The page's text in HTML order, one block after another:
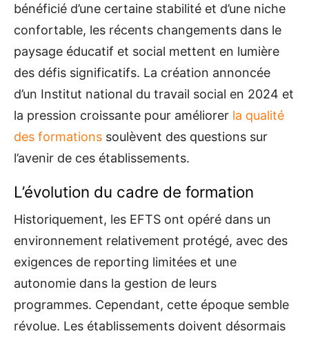
bénéficié d’une certaine stabilité et d’une niche
confortable, les récents changements dans le
paysage éducatif et social mettent en lumière
des défis significatifs. La création annoncée
d’un Institut national du travail social en 2024 et
la pression croissante pour améliorer la qualité
des formations soulèvent des questions sur
l’avenir de ces établissements.
L’évolution du cadre de formation
Historiquement, les EFTS ont opéré dans un
environnement relativement protégé, avec des
exigences de reporting limitées et une
autonomie dans la gestion de leurs
programmes. Cependant, cette époque semble
révolue. Les établissements doivent désormais